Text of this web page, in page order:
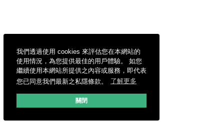
我們透過使用 cookies 來評估您在本網站的
使用情況，為您提供最佳的用戶體驗。 如您
繼續使用本網站所提供之內容或服務，即代表
您已同意我們最新之私隱條款。
了解更多
關閉